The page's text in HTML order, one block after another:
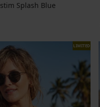
Splash Blue
LIMITED